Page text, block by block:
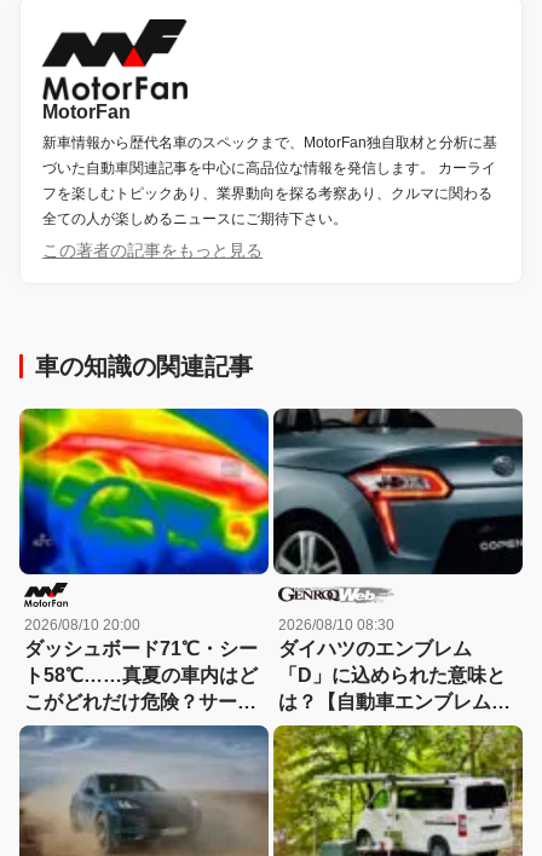
MotorFan
新車情報から歴代名車のスペックまで、MotorFan独自取材と分析に基
づいた自動車関連記事を中心に高品位な情報を発信します。 カーライ
フを楽しむトピックあり、業界動向を探る考察あり、クルマに関わる
全ての人が楽しめるニュースにご期待下さい。
この著者の記事をもっと見る
車の知識の関連記事
2026/08/10 20:00
ダッシュボード71℃・シー
ト58℃……真夏の車内はど
こがどれだけ危険？サーモ
グラフで検証してみた！
2026/08/10 08:30
ダイハツのエンブレム
「D」に込められた意味と
は？【自動車エンブレム秘
話40：ダイハツ】